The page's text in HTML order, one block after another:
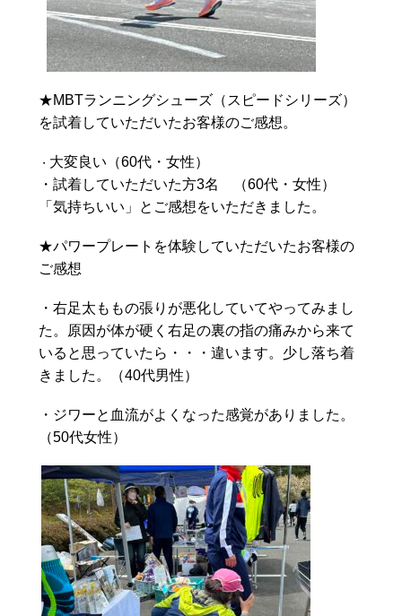
★MBTランニングシューズ（スピードシリーズ）
を試着していただいたお客様のご感想。
・ 大変良い（60代・女性）
・試着していただいた方3名 （60代・女性）
「気持ちいい」とご感想をいただきました。
★パワープレートを体験していただいたお客様の
ご感想
・右足太ももの張りが悪化していてやってみまし
た。原因が体が硬く右足の裏の指の痛みから来て
いると思っていたら・・・違います。少し落ち着
きました。（40代男性）
・ジワーと血流がよくなった感覚がありました。
（50代女性）